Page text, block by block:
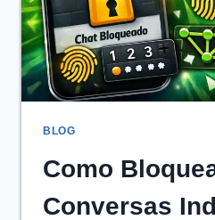
BLOG
Como
Conversas